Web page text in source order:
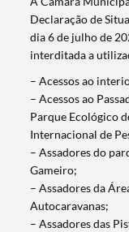
Declaração de
dia 6 de julho de
interditada a
– Acessos ao
– Acessos ao
Parque Ecológico
Internacional de
– Assadores do
Gameiro;
– Assadores da
Autocaravanas;
– Assadores das